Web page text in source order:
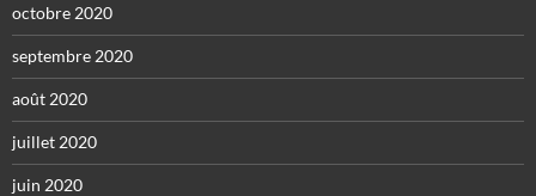
octobre 2020
septembre 2020
août 2020
juillet 2020
juin 2020